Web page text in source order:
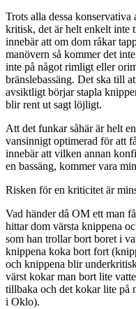
Trots alla dessa konservativa
kritisk, det är helt enkelt inte
innebär att om dom råkar
manövern så kommer det
inte på något rimligt eller
bränslebassäng. Det ska till
avsiktligt börjar stapla
blir rent ut sagt löjligt.
Att det funkar såhär är helt
vansinnigt optimerad för att
innebär att vilken annan
en bassäng, kommer vara
Risken för en kriticitet är
Vad händer då OM ett man
hittar dom värsta knippena
som han trollar bort boret i
knippena koka bort fort
och knippena blir
värst kokar man bort lite
tillbaka och det kokar lite på
i Oklo).